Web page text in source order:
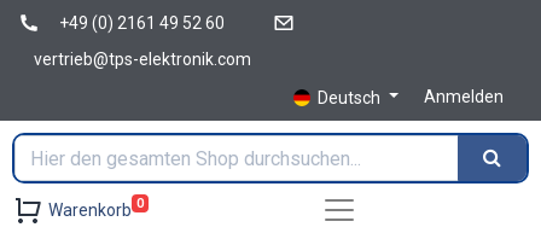
+49 (0) 2161 49 52 60
vertrieb@tps-elektronik.com
Deutsch
Anmelden
Warenkorb 0